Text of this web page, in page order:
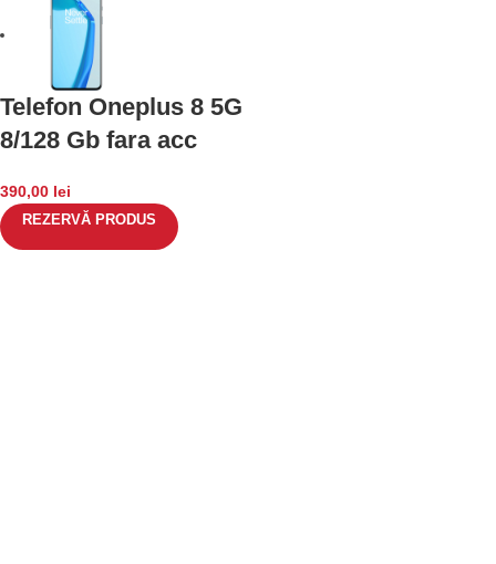
Telefon Oneplus 8 5G
8/128 Gb fara acc
390,00 lei
REZERVĂ PRODUS